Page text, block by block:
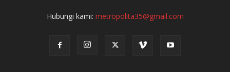
Hubungi kami: metropolita35@gmail.com